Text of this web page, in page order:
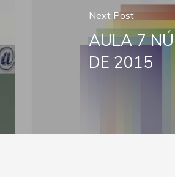
Next Post
AULA 7
DE 2015